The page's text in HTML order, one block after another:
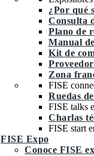
¿Por qué
Consulta
Plano de
Manual
Kit de
Zona
FISE
Ruedas
FISE talks
Charlas
FISE start
FISE Expo
Conoce FISE